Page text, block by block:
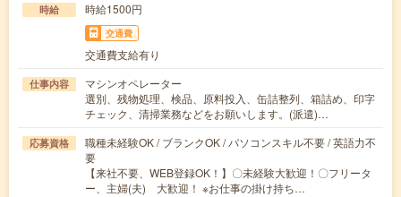
時給 時給1500円
交通費
交通費支給有り
仕事内容
マシンオペレーター
選別、残物処理、検品、原料投入、缶詰整列、箱詰め、印字
チェック、清掃業務などをお願いします。(派遣)…
応募資格
職種未経験OK / ブランクOK / パソコンスキル不要 / 英語力不
要
【来社不要、WEB登録OK！】〇未経験大歓迎！〇フリータ
ー、主婦(夫) 大歓迎！ ※お仕事の掛け持ち…